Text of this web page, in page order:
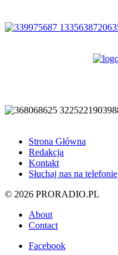
Strona Główna
Redakcja
Kontakt
Słuchaj nas na telefonie
© 2026 PRORADIO.PL
About
Contact
Facebook